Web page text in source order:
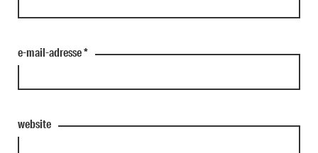
e-mail-adresse*
website